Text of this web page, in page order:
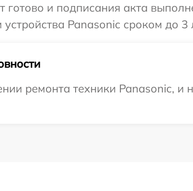
готово и подписания акта
Panasonic сроком до 3
ремонта техники Panasonic, и